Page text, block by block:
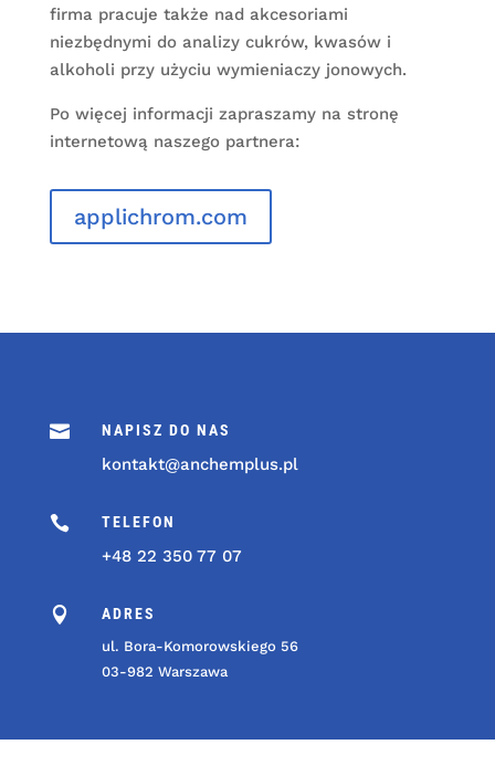
firma pracuje także nad akcesoriami
niezbędnymi do analizy cukrów, kwasów i
alkoholi przy użyciu wymieniaczy jonowych.
Po więcej informacji zapraszamy na stronę
internetową naszego partnera:
applichrom.com
 NAPISZ DO NAS
kontakt@anchemplus.pl
 TELEFON
+48 22 350 77 07
 ADRES
ul. Bora-Komorowskiego 56
03-982 Warszawa